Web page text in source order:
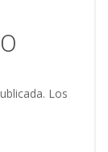
Los